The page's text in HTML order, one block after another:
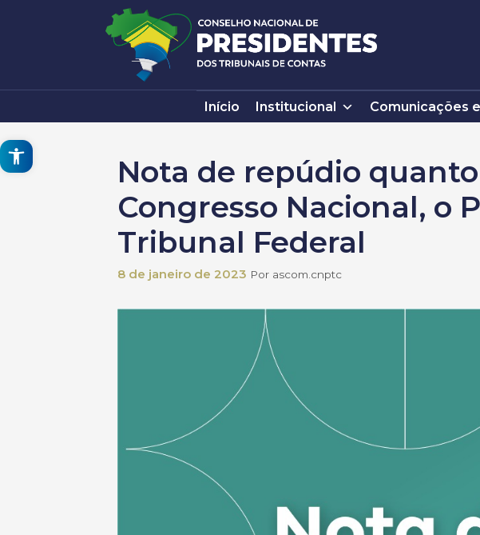
Open toolbar
Início Institucional Comunicações
Nota de repúdio
Congresso Nacional, o
Tribunal Federal
8 de janeiro de 2023 Por ascom.cnptc